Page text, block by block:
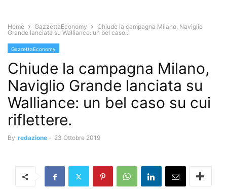
Home GazzettaEconomy
Chiude la campagna Milano, Naviglio
Grande lanciata su Walliance: un bel caso...
GazzettaEconomy
Chiude la campagna Milano,
Naviglio Grande lanciata su
Walliance: un bel caso su cui
riflettere.
By redazione - 23 Ottobre 2019